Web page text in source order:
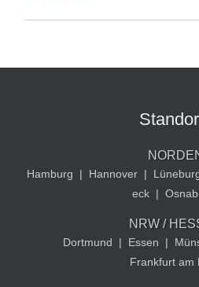
Hamburg | Hannover |
eck |
NRW /
Dortmund | Essen |
Frankfurt am